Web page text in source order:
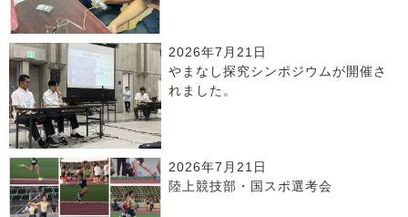
2026年7月21日
やまなし探究シンポジウムが開催さ
れました。
2026年7月21日
陸上競技部・国スポ選考会